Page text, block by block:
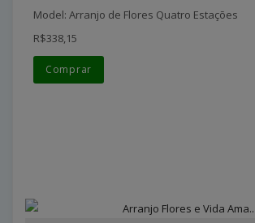
Model: Arranjo de Flores Quatro Estações
R$338,15
Comprar